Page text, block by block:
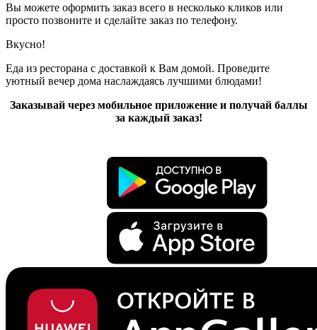
Вы можете оформить заказ всего в несколько кликов или
просто позвоните и сделайте заказ по телефону.
Вкусно!
Еда из ресторана с доставкой к Вам домой. Проведите
уютный вечер дома наслаждаясь лучшими блюдами!
Заказывай через мобильное приложение и получай баллы
за каждый заказ!